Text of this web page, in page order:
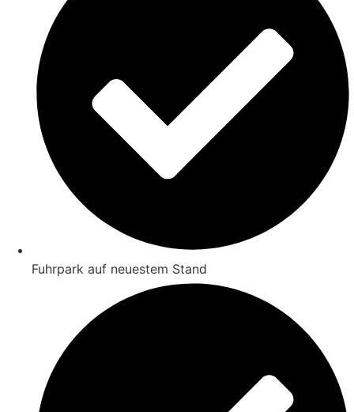
Fuhrpark auf neuestem Stand